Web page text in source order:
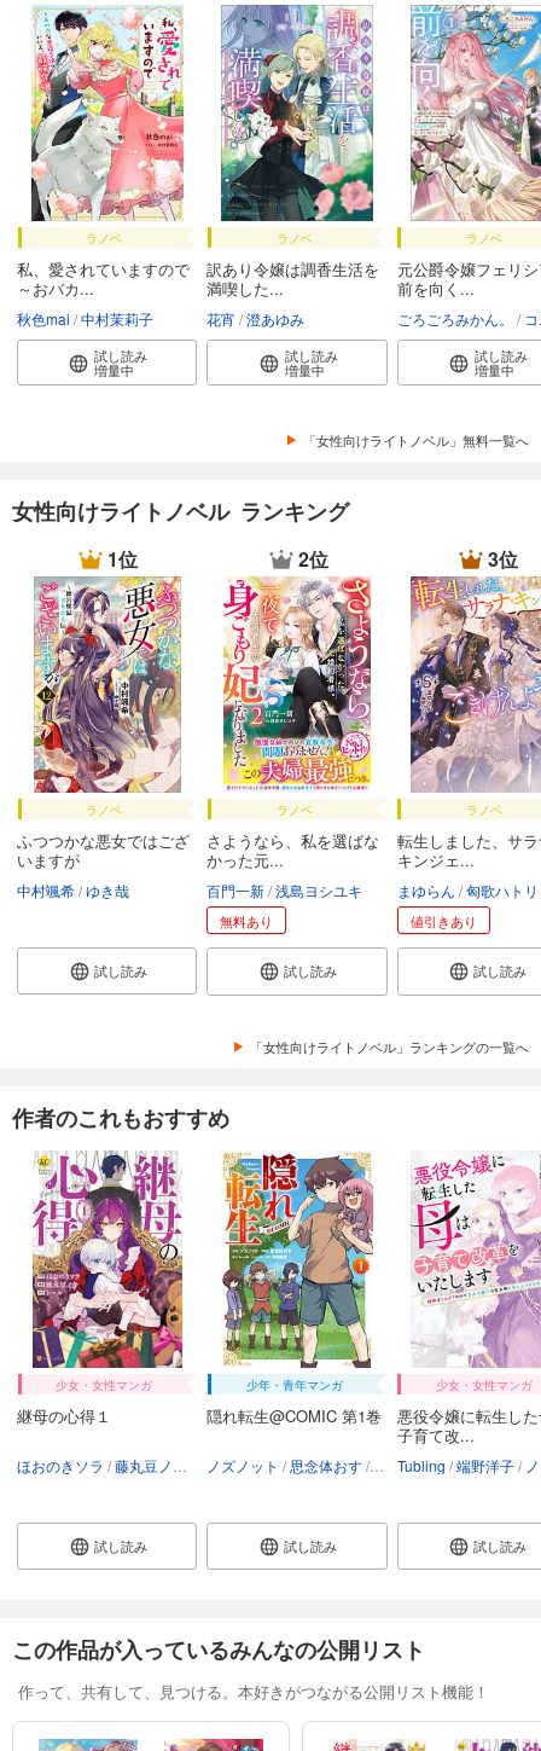
ラノベ
私、愛されていますので
～おバカ...
秋色mai 中村茉莉子
試し読み
増量中
ラノベ
訳あり令嬢は調香生活を
満喫した...
花宵 澄あゆみ
試し読み
増量中
ラノベ
元公爵令嬢フェリ
前を向く...
ごろごろみかん。 コ
試し読み
増量中
「女性向けライトノベル」無料一覧へ
女性向けライトノベル ランキング
1位
ラノベ
ふつつかな悪女ではござ
いますが
中村颯希 ゆき哉
試し読み
2位
ラノベ
さようなら、私を選ばな
かった元...
百門一新 浅島ヨシユキ
無料あり
試し読み
3位
ラノベ
転生しました、サ
キンジェ...
まゆらん 匈歌ハトリ
値引きあり
試し読み
「女性向けライトノベル」ランキングの一覧へ
作者のこれもおすすめ
少女・女性マンガ
継母の心得１
ほおのきソラ 藤丸豆ノ介 トール
試し読み
少年・青年マンガ
隠れ転生@COMIC 第1巻
ノズノット 思念体おす トール 沖史慈宴
試し読み
少女・女性マンガ
悪役令嬢に転生し
子育て改...
Tubling 端野洋子
試し読み
この作品が入っているみんなの公開リスト
作って、共有して、見つける。本好きがつながる公開リスト機能！